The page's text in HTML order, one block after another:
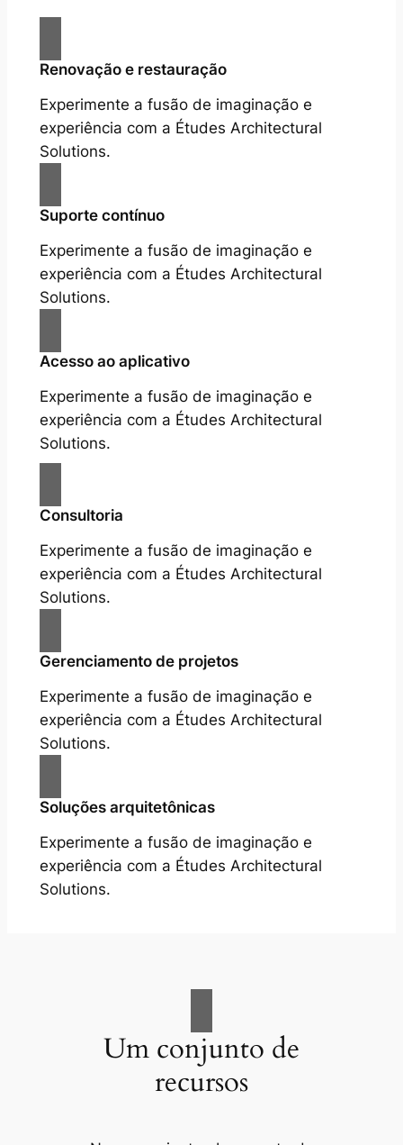
Renovação e restauração
Experimente a fusão de imaginação e
experiência com a Études Architectural
Solutions.
Suporte contínuo
Experimente a fusão de imaginação e
experiência com a Études Architectural
Solutions.
Acesso ao aplicativo
Experimente a fusão de imaginação e
experiência com a Études Architectural
Solutions.
Consultoria
Experimente a fusão de imaginação e
experiência com a Études Architectural
Solutions.
Gerenciamento de projetos
Experimente a fusão de imaginação e
experiência com a Études Architectural
Solutions.
Soluções arquitetônicas
Experimente a fusão de imaginação e
experiência com a Études Architectural
Solutions.
Um conjunto de
recursos